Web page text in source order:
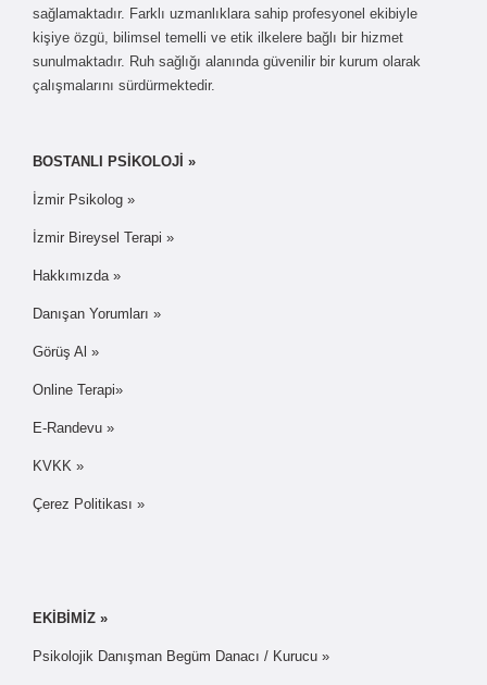
sağlamaktadır. Farklı uzmanlıklara sahip profesyonel ekibiyle
kişiye özgü, bilimsel temelli ve etik ilkelere bağlı bir hizmet
sunulmaktadır. Ruh sağlığı alanında güvenilir bir kurum olarak
çalışmalarını sürdürmektedir.
BOSTANLI PSİKOLOJİ »
İzmir Psikolog »
İzmir Bireysel Terapi »
Hakkımızda »
Danışan Yorumları »
Görüş Al »
Online Terapi»
E-Randevu »
KVKK »
Çerez Politikası »
EKİBİMİZ »
Psikolojik Danışman Begüm Danacı / Kurucu »